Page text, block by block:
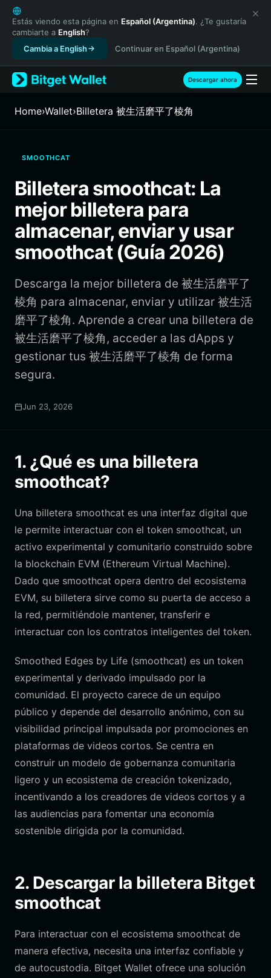
English
日本語
Tiếng Việt
Русский
Español (Latinoamérica)
Türkçe
Français
繁體中文
Bahasa Indonesia
ภาษาไทย
Español
Português (Brasil)
Estás viendo esta página en Español (Argentina). ¿Te gustaría
cambiarte a English?
Cambia a English
Continuar en Español (Argentina)
Descargar ahora
Home›Wallet›Billetera 被生活磨平了棱角
SMOOTHCAT
Billetera smoothcat: La
mejor billetera para
almacenar, enviar y usar
smoothcat (Guía 2026)
Descarga la mejor billetera de 被生活磨平了
棱角 para almacenar, enviar y utilizar 被生活
磨平了棱角. Aprende a crear una billetera de
被生活磨平了棱角, acceder a las dApps y
gestionar tus 被生活磨平了棱角 de forma
segura.
Jun 23, 2026
1. ¿Qué es una billetera
smoothcat?
Una billetera smoothcat es una interfaz digital que
le permite interactuar con el token smoothcat, un
activo experimental y comunitario construido sobre
la blockchain EVM (Ethereum Virtual Machine).
Dado que smoothcat opera dentro del ecosistema
EVM, su billetera sirve como su puerta de acceso a
la red, permitiéndole mantener, transferir e
interactuar con los contratos inteligentes del token.
Smoothed Edges by Life (smoothcat) es un token
experimental y derivado impulsado por la
comunidad. El proyecto carece de un equipo
público y depende del desarrollo anónimo, con su
visibilidad principal impulsada por promociones en
plataformas de videos cortos. Se centra en
construir un modelo de gobernanza comunitaria
ligero y un ecosistema de creación tokenizado,
incentivando a los creadores de videos cortos y a
las audiencias para fomentar una economía
sostenible dirigida por la comunidad.
2. Descargar la billetera Bitget
smoothcat
Para interactuar con el ecosistema smoothcat de
manera efectiva, necesita una interfaz confiable y
de autocustodia. Bitget Wallet ofrece una solución